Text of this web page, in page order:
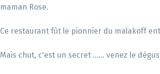
maman Rose.
Ce restaurant fût le pionnier du malakoff
Mais chut, c'est un secret ...... venez le